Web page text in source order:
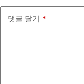
댓글 달기 *